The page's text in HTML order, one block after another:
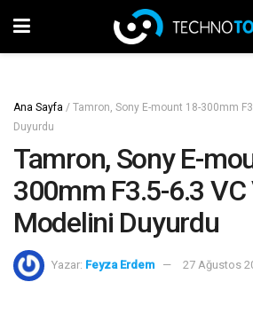
Ana Sayfa / Tamron, Sony E-mount 18-300mm
Duyurdu
Tamron, Sony E-
300mm F3.5-6.3 VC
Modelini Duyurdu
Yazar: Feyza Erdem 27 Ağustos